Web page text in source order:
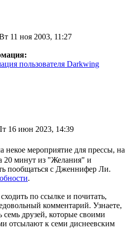
11 ноя 2003, 11:27
пользователя Darkwing
16 июн 2023, 14:39
некое мероприятие для прессы, на
20 минут из "Желания" и
пообщаться с Дженнифер Ли.
.
по ссылке и почитать,
комментарий. Узнаете,
друзей, которые своими
отсылают к семи диснеевским